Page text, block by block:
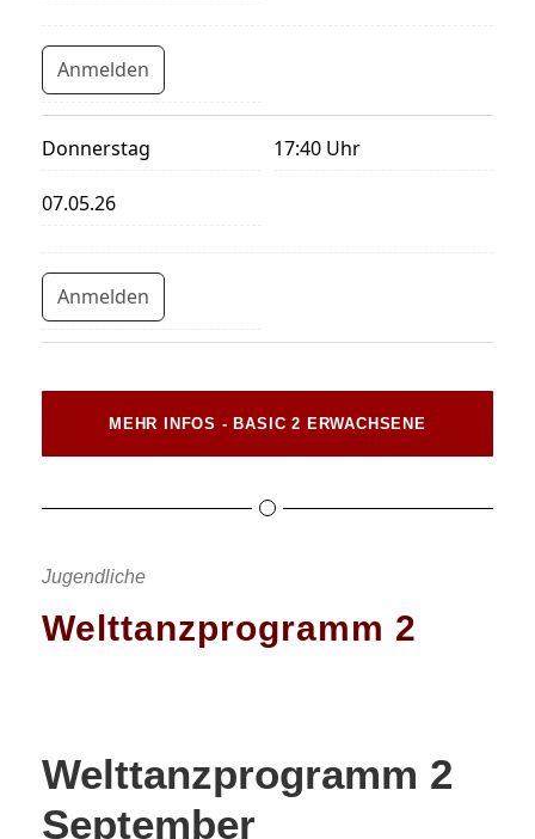
Anmelden
Donnerstag 17:40 Uhr
07.05.26
Anmelden
MEHR INFOS - BASIC 2 ERWACHSENE
Jugendliche
Welttanzprogramm 2
Welttanzprogramm 2
September